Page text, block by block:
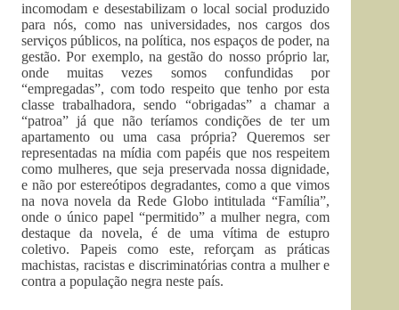
incomodam e desestabilizam o local social produzido
para nós, como nas universidades, nos cargos dos
serviços públicos, na política, nos espaços de poder, na
gestão. Por exemplo, na gestão do nosso próprio lar,
onde muitas vezes somos confundidas por
“empregadas”, com todo respeito que tenho por esta
classe trabalhadora, sendo “obrigadas” a chamar a
“patroa” já que não teríamos condições de ter um
apartamento ou uma casa própria? Queremos ser
representadas na mídia com papéis que nos respeitem
como mulheres, que seja preservada nossa dignidade,
e não por estereótipos degradantes, como a que vimos
na nova novela da Rede Globo intitulada “Família”,
onde o único papel “permitido” a mulher negra, com
destaque da novela, é de uma vítima de estupro
coletivo. Papeis como este, reforçam as práticas
machistas, racistas e discriminatórias contra a mulher e
contra a população negra neste país.